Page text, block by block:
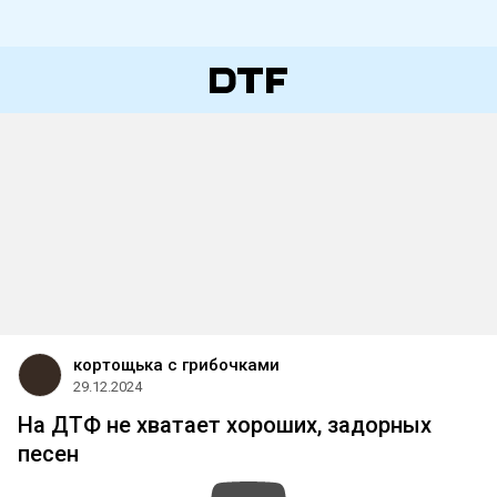
кортощька с грибочками
29.12.2024
На ДТФ не хватает хороших, задорных
песен